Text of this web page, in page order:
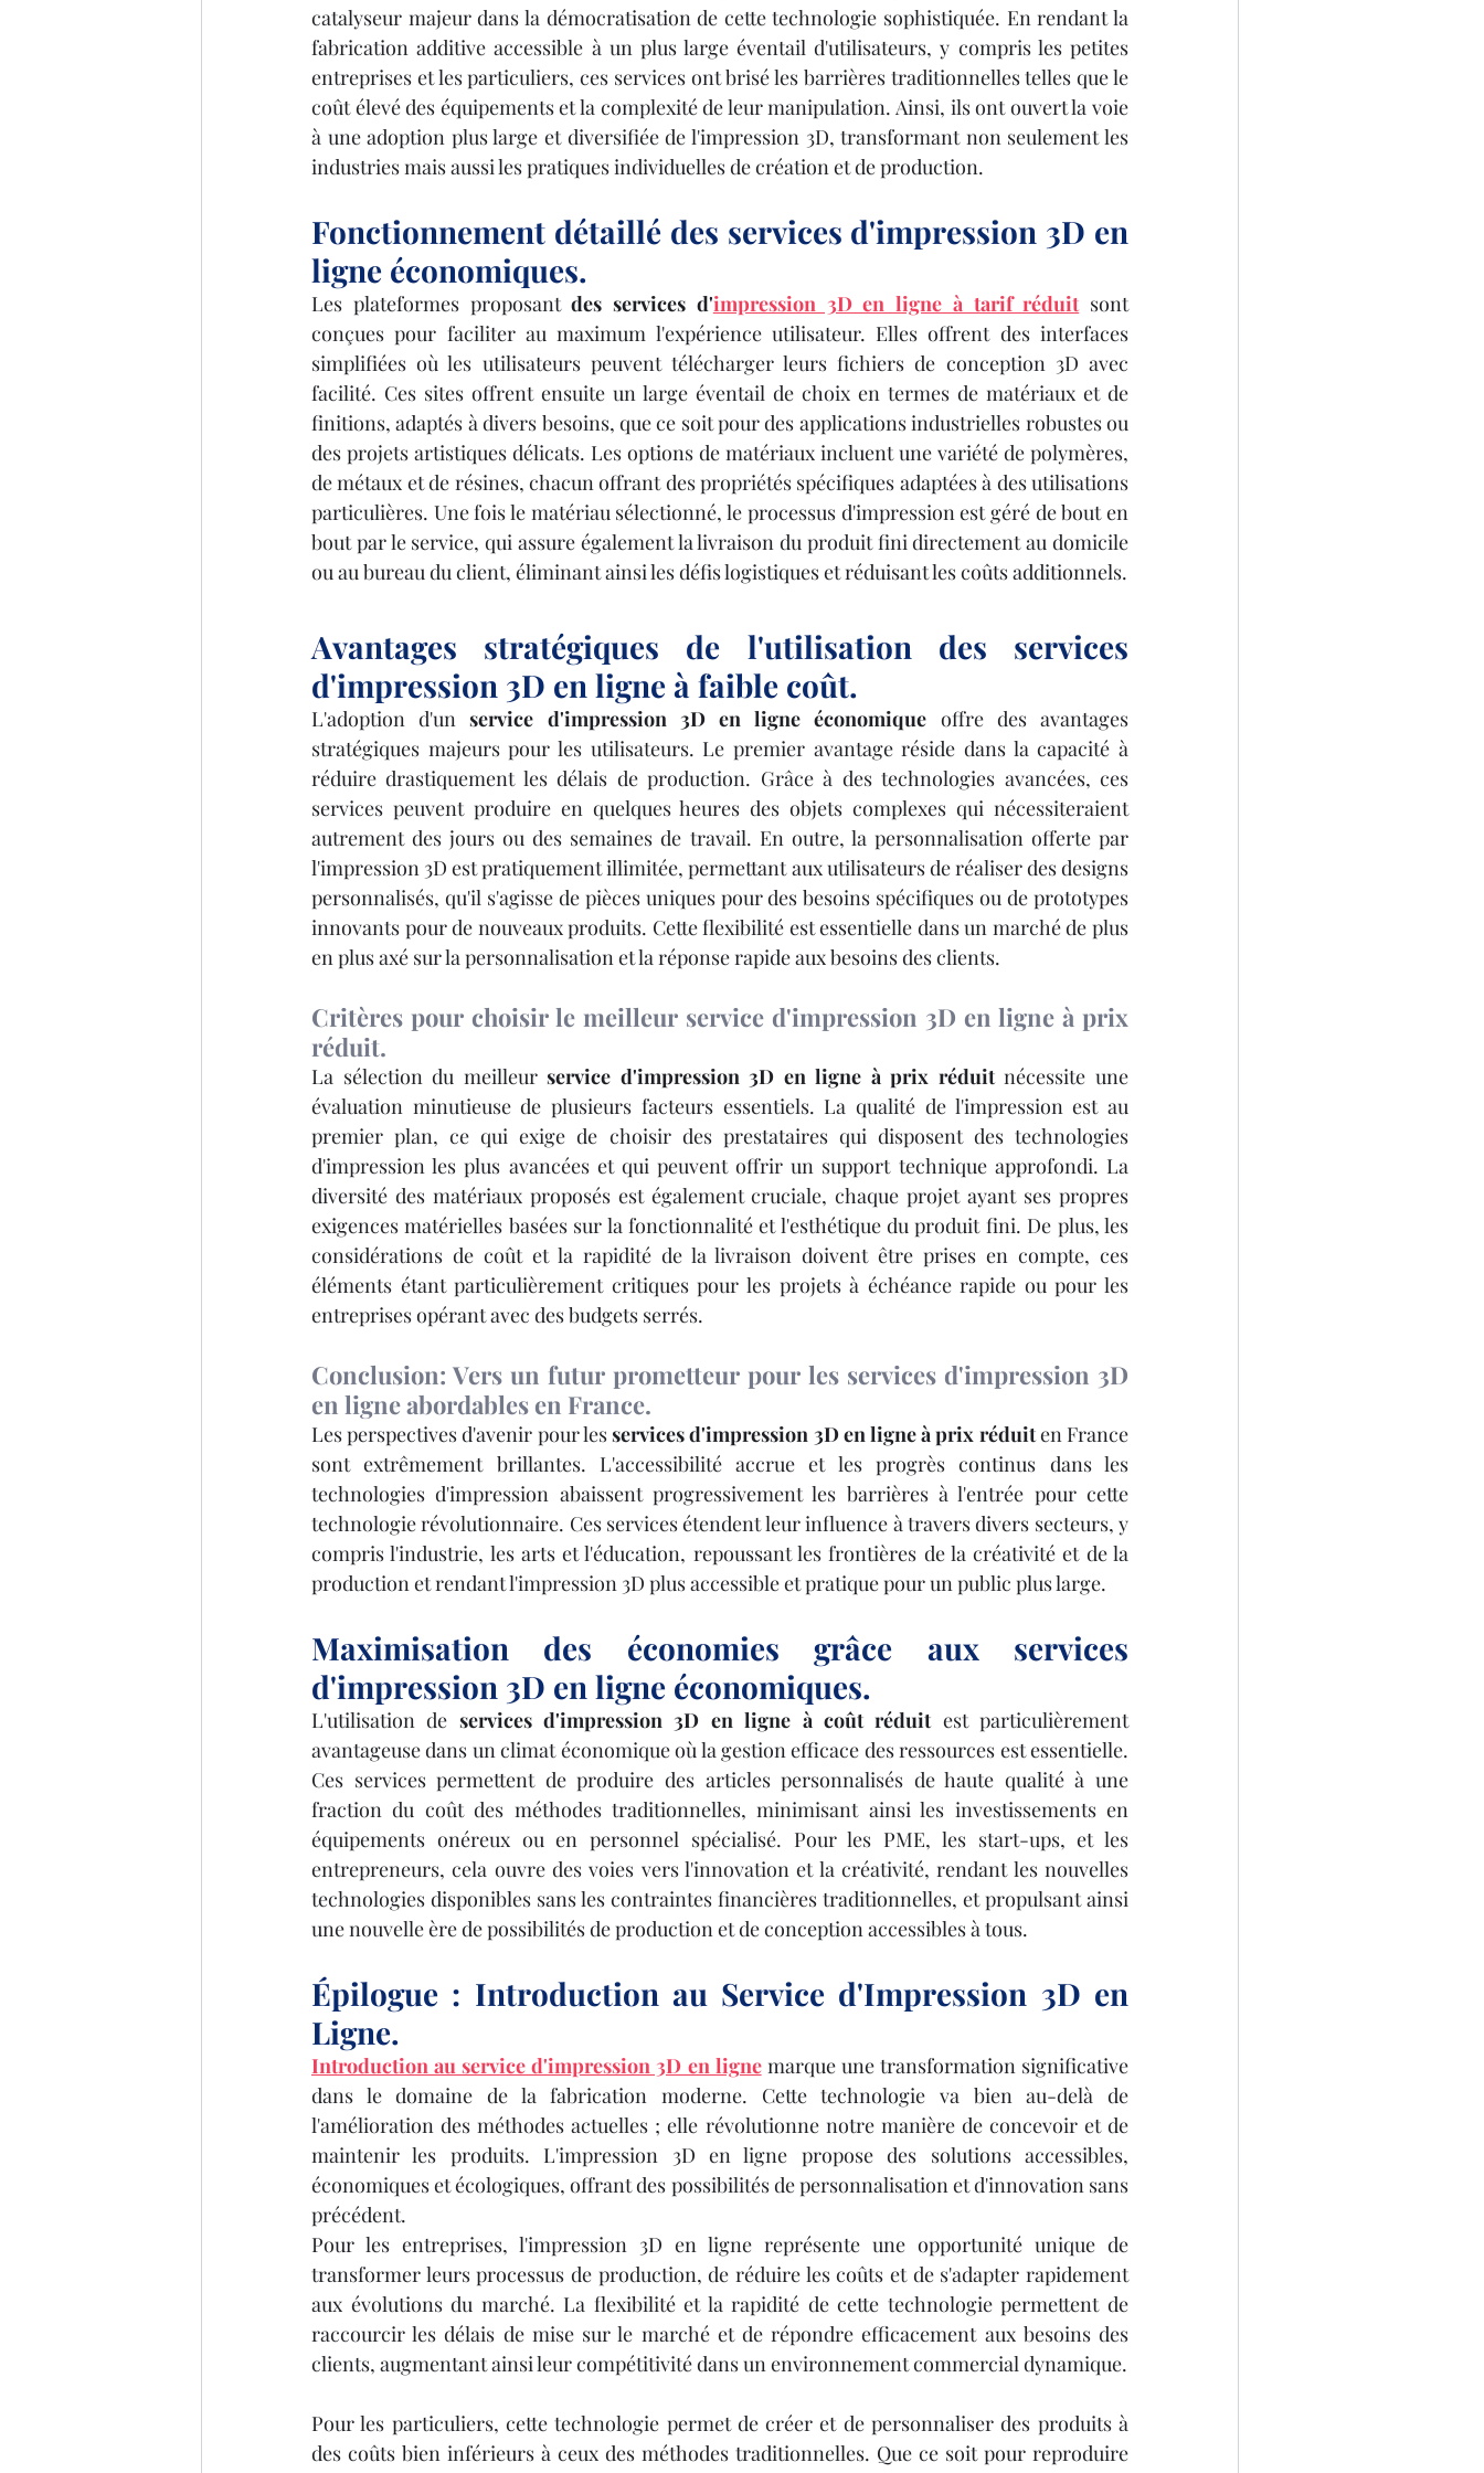
catalyseur majeur dans la démocratisation de cette technologie sophistiquée. En rendant la
fabrication additive accessible à un plus large éventail d'utilisateurs, y compris les petites
entreprises et les particuliers, ces services ont brisé les barrières traditionnelles telles que le
coût élevé des équipements et la complexité de leur manipulation. Ainsi, ils ont ouvert la voie
à une adoption plus large et diversifiée de l'impression 3D, transformant non seulement les
industries mais aussi les pratiques individuelles de création et de production.
Fonctionnement détaillé des services d'impression 3D en
ligne économiques.
Les plateformes proposant des services d'impression 3D en ligne à tarif réduit sont
conçues pour faciliter au maximum l'expérience utilisateur. Elles offrent des interfaces
simplifiées où les utilisateurs peuvent télécharger leurs fichiers de conception 3D avec
facilité. Ces sites offrent ensuite un large éventail de choix en termes de matériaux et de
finitions, adaptés à divers besoins, que ce soit pour des applications industrielles robustes ou
des projets artistiques délicats. Les options de matériaux incluent une variété de polymères,
de métaux et de résines, chacun offrant des propriétés spécifiques adaptées à des utilisations
particulières. Une fois le matériau sélectionné, le processus d'impression est géré de bout en
bout par le service, qui assure également la livraison du produit fini directement au domicile
ou au bureau du client, éliminant ainsi les défis logistiques et réduisant les coûts additionnels.
Avantages stratégiques de l'utilisation des services
d'impression 3D en ligne à faible coût.
L'adoption d'un service d'impression 3D en ligne économique offre des avantages
stratégiques majeurs pour les utilisateurs. Le premier avantage réside dans la capacité à
réduire drastiquement les délais de production. Grâce à des technologies avancées, ces
services peuvent produire en quelques heures des objets complexes qui nécessiteraient
autrement des jours ou des semaines de travail. En outre, la personnalisation offerte par
l'impression 3D est pratiquement illimitée, permettant aux utilisateurs de réaliser des designs
personnalisés, qu'il s'agisse de pièces uniques pour des besoins spécifiques ou de prototypes
innovants pour de nouveaux produits. Cette flexibilité est essentielle dans un marché de plus
en plus axé sur la personnalisation et la réponse rapide aux besoins des clients.
Critères pour choisir le meilleur service d'impression 3D en ligne à prix
réduit.
La sélection du meilleur service d'impression 3D en ligne à prix réduit nécessite une
évaluation minutieuse de plusieurs facteurs essentiels. La qualité de l'impression est au
premier plan, ce qui exige de choisir des prestataires qui disposent des technologies
d'impression les plus avancées et qui peuvent offrir un support technique approfondi. La
diversité des matériaux proposés est également cruciale, chaque projet ayant ses propres
exigences matérielles basées sur la fonctionnalité et l'esthétique du produit fini. De plus, les
considérations de coût et la rapidité de la livraison doivent être prises en compte, ces
éléments étant particulièrement critiques pour les projets à échéance rapide ou pour les
entreprises opérant avec des budgets serrés.
Conclusion: Vers un futur prometteur pour les services d'impression 3D
en ligne abordables en France.
Les perspectives d'avenir pour les services d'impression 3D en ligne à prix réduit en France
sont extrêmement brillantes. L'accessibilité accrue et les progrès continus dans les
technologies d'impression abaissent progressivement les barrières à l'entrée pour cette
technologie révolutionnaire. Ces services étendent leur influence à travers divers secteurs, y
compris l'industrie, les arts et l'éducation, repoussant les frontières de la créativité et de la
production et rendant l'impression 3D plus accessible et pratique pour un public plus large.
Maximisation des économies grâce aux services
d'impression 3D en ligne économiques.
L'utilisation de services d'impression 3D en ligne à coût réduit est particulièrement
avantageuse dans un climat économique où la gestion efficace des ressources est essentielle.
Ces services permettent de produire des articles personnalisés de haute qualité à une
fraction du coût des méthodes traditionnelles, minimisant ainsi les investissements en
équipements onéreux ou en personnel spécialisé. Pour les PME, les start-ups, et les
entrepreneurs, cela ouvre des voies vers l'innovation et la créativité, rendant les nouvelles
technologies disponibles sans les contraintes financières traditionnelles, et propulsant ainsi
une nouvelle ère de possibilités de production et de conception accessibles à tous.
Épilogue : Introduction au Service d'Impression 3D en
Ligne.
Introduction au service d'impression 3D en ligne marque une transformation significative
dans le domaine de la fabrication moderne. Cette technologie va bien au-delà de
l'amélioration des méthodes actuelles ; elle révolutionne notre manière de concevoir et de
maintenir les produits. L'impression 3D en ligne propose des solutions accessibles,
économiques et écologiques, offrant des possibilités de personnalisation et d'innovation sans
précédent.
Pour les entreprises, l'impression 3D en ligne représente une opportunité unique de
transformer leurs processus de production, de réduire les coûts et de s'adapter rapidement
aux évolutions du marché. La flexibilité et la rapidité de cette technologie permettent de
raccourcir les délais de mise sur le marché et de répondre efficacement aux besoins des
clients, augmentant ainsi leur compétitivité dans un environnement commercial dynamique.
Pour les particuliers, cette technologie permet de créer et de personnaliser des produits à
des coûts bien inférieurs à ceux des méthodes traditionnelles. Que ce soit pour reproduire